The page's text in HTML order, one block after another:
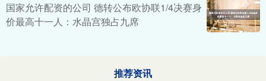
国家允许配资的公司 德转公布欧协联1/4决赛身
价最高十一人：水晶宫独占九席
推荐资讯